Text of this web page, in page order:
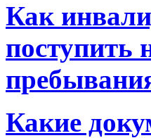
Как
поступить
Какие